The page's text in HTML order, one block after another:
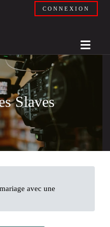
CONNEXION
Slaves
avec une